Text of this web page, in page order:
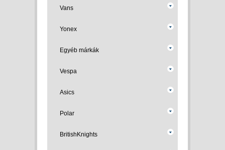
Vans
Yonex
Egyéb márkák
Vespa
Asics
Polar
BritishKnights